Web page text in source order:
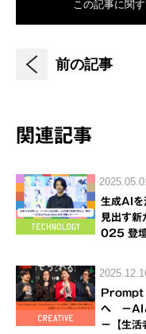
この記事に関
前の記事
関連記事
生成AIを
見出す
025 登
へ －AI
－【生